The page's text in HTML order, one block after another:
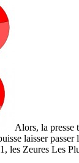
Alors, la presse
laisser
les Zeures Les